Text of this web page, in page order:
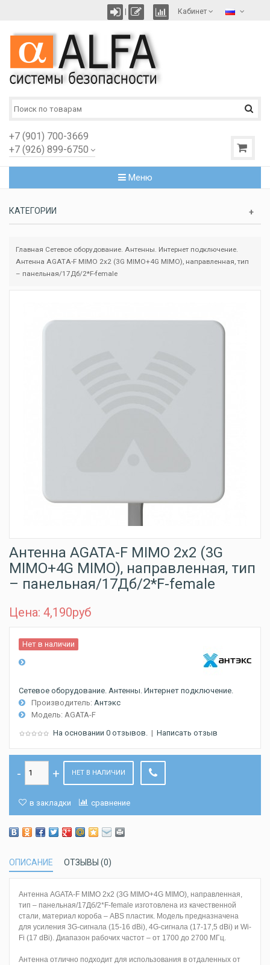
Кабинет
+7 (901) 700-3669
+7 (926) 899-6750
Меню
КАТЕГОРИИ
Главная Сетевое оборудование. Антенны. Интернет подключение.
Антенна AGATA-F MIMO 2x2 (3G MIMO+4G MIMO), направленная, тип
– панельная/17Дб/2*F-female
Антенна AGATA-F MIMO 2x2 (3G
MIMO+4G MIMO), направленная, тип
– панельная/17Дб/2*F-female
Цена: 4,190руб
Нет в наличии
Сетевое оборудование. Антенны. Интернет подключение.
Производитель: Антэкс
Модель: AGATA-F
На основании 0 отзывов. | Написать отзыв
НЕТ В НАЛИЧИИ
в закладки сравнение
ОПИСАНИЕ ОТЗЫВЫ (0)
Антенна AGATA-F MIMO 2x2 (3G MIMO+4G MIMO), направленная,
тип – панельная/17Дб/2*F-female изготовлена из качественной
стали, материал короба – ABS пластик. Модель предназначена
для усиления 3G-сигнала (15-16 dBi), 4G-сигнала (17-17,5 dBi) и Wi-
Fi (17 dBi). Диапазон рабочих частот – от 1700 до 2700 МГц.
Антенна отлично подходит для использования в отдаленных от